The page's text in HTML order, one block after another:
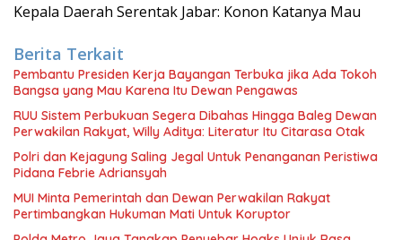
Kepala Daerah Serentak Jabar: Konon Katanya Mau
Berita Terkait
Pembantu Presiden Kerja Bayangan Terbuka jika Ada Tokoh
Bangsa yang Mau Karena Itu Dewan Pengawas
RUU Sistem Perbukuan Segera Dibahas Hingga Baleg Dewan
Perwakilan Rakyat, Willy Aditya: Literatur Itu Citarasa Otak
Polri dan Kejagung Saling Jegal Untuk Penanganan Peristiwa
Pidana Febrie Adriansyah
MUI Minta Pemerintah dan Dewan Perwakilan Rakyat
Pertimbangkan Hukuman Mati Untuk Koruptor